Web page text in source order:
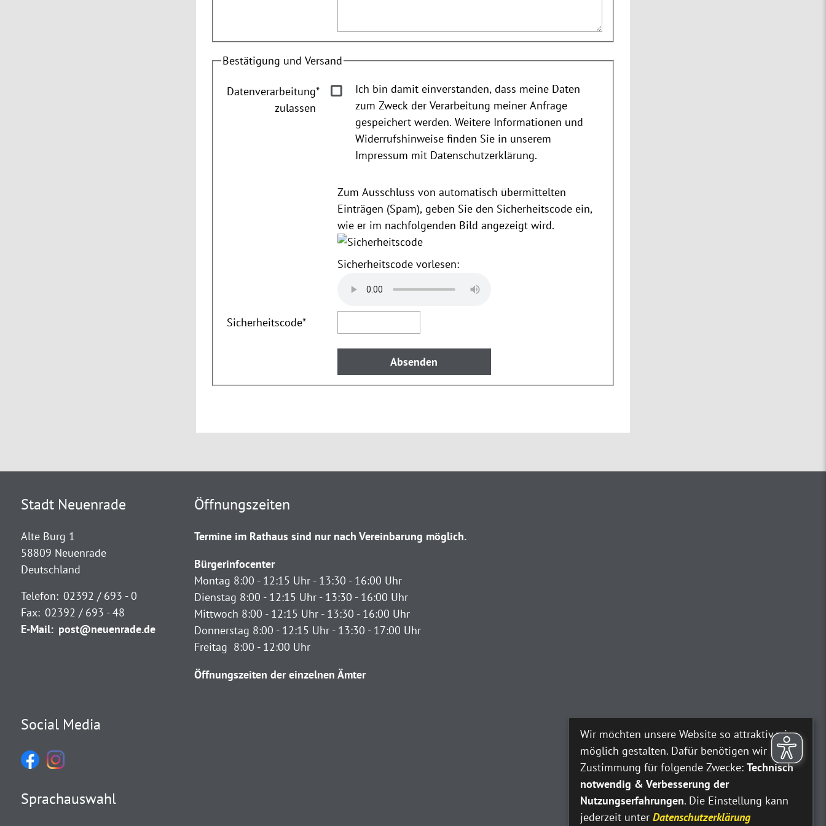
Bestätigung und Versand
Datenverarbeitung
zulassen
*
Ich bin damit einverstanden, dass meine Daten
zum Zweck der Verarbeitung meiner Anfrage
gespeichert werden. Weitere Informationen und
Widerrufshinweise finden Sie in unserem
Impressum mit Datenschutzerklärung.
Zum Ausschluss von automatisch übermittelten
Einträgen (Spam), geben Sie den Sicherheitscode ein,
wie er im nachfolgenden Bild angezeigt wird.
Sicherheitscode vorlesen:
Sicherheitscode*
Stadt Neuenrade
Alte Burg 1
58809 Neuenrade
Deutschland
Telefon: 02392 / 693 - 0
Fax: 02392 / 693 - 48
E-Mail: post@neuenrade.de
Öffnungszeiten
Termine im Rathaus sind nur nach Vereinbarung möglich.
Bürgerinfocenter
Montag 8:00 - 12:15 Uhr - 13:30 - 16:00 Uhr
Dienstag 8:00 - 12:15 Uhr - 13:30 - 16:00 Uhr
Mittwoch 8:00 - 12:15 Uhr - 13:30 - 16:00 Uhr
Donnerstag 8:00 - 12:15 Uhr - 13:30 - 17:00 Uhr
Freitag 8:00 - 12:00 Uhr
Öffnungszeiten der einzelnen Ämter
Social Media
Sprachauswahl
Wir möchten unsere Website so attraktiv wie
möglich gestalten. Dafür benötigen wir Ihre
Zustimmung für folgende Zwecke: Technisch
notwendig & Verbesserung der
Nutzungserfahrungen. Die Einstellung kann
jederzeit unter Datenschutzerklärung